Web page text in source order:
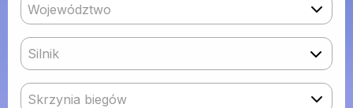
Województwo
Silnik
Skrzynia biegów